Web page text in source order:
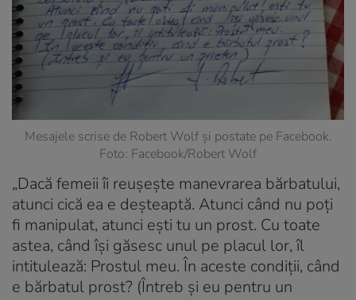
Mesajele scrise de Robert Wolf și postate pe Facebook.
Foto: Facebook/Robert Wolf
„Dacă femeii îi reușește manevrarea bărbatului,
atunci cică ea e deșteaptă. Atunci când nu poți
fi manipulat, atunci ești tu un prost. Cu toate
astea, când își găsesc unul pe placul lor, îl
intitulează: Prostul meu. În aceste condiții, când
e bărbatul prost? (Întreb și eu pentru un